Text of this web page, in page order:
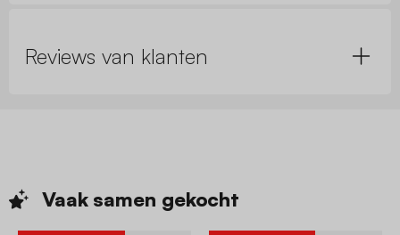
Reviews van klanten
Vaak samen gekocht